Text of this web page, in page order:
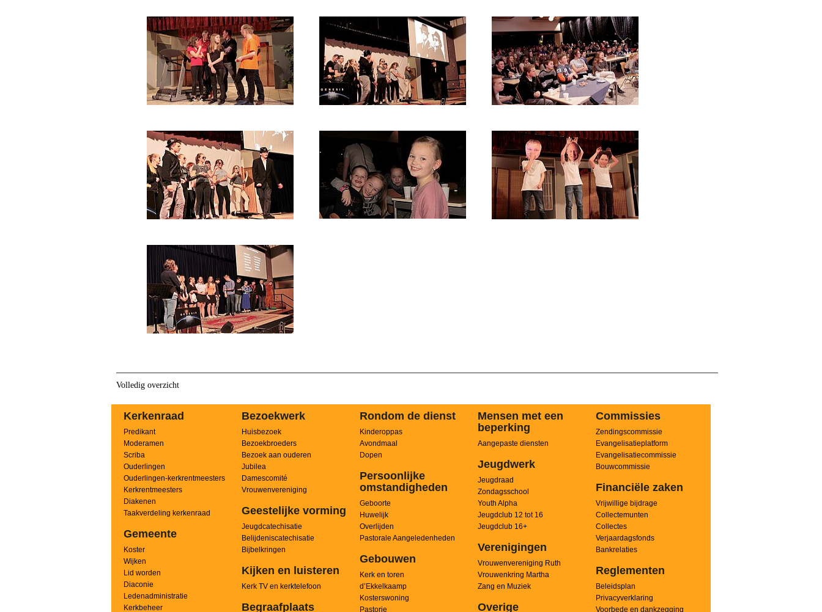
Volledig overzicht
Kerkenraad
Predikant
Moderamen
Scriba
Ouderlingen
Ouderlingen-kerkrentmeesters
Kerkrentmeesters
Diakenen
Taakverdeling kerkenraad
Gemeente
Koster
Wijken
Lid worden
Diaconie
Ledenadministratie
Kerkbeheer
Bezoekwerk
Huisbezoek
Bezoekbroeders
Bezoek aan ouderen
Jubilea
Damescomité
Vrouwenvereniging
Geestelijke vorming
Jeugdcatechisatie
Belijdeniscatechisatie
Bijbelkringen
Kijken en luisteren
Kerk TV en kerktelefoon
Begraafplaats
Rondom de dienst
Kinderoppas
Avondmaal
Dopen
Persoonlijke
omstandigheden
Geboorte
Huwelijk
Overlijden
Pastorale Aangeledenheden
Gebouwen
Kerk en toren
d’Ekkelkaamp
Kosterswoning
Pastorie
Mensen met een
beperking
Aangepaste diensten
Jeugdwerk
Jeugdraad
Zondagsschool
Youth Alpha
Jeugdclub 12 tot 16
Jeugdclub 16+
Verenigingen
Vrouwenvereniging Ruth
Vrouwenkring Martha
Zang en Muziek
Overige
Commissies
Zendingscommissie
Evangelisatieplatform
Evangelisatiecommissie
Bouwcommissie
Financiële zaken
Vrijwillige bijdrage
Collectemunten
Collectes
Verjaardagsfonds
Bankrelaties
Reglementen
Beleidsplan
Privacyverklaring
Voorbede en dankzegging